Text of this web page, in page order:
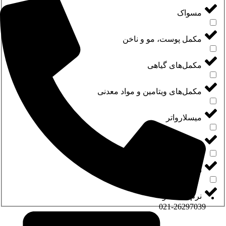
مسواک
مکمل پوست، مو و ناخن
مکمل‌های گیاهی
مکمل‌های ویتامین و مواد معدنی
میسلارواتر
نخ دندان
نرم کننده لب و بالم
نرم‌کننده مو
021-26297039